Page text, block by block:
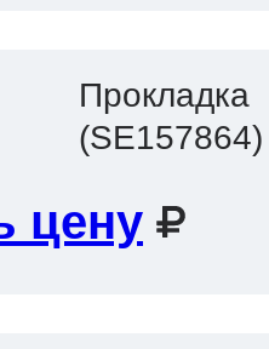
Прокладка
(SE157864)
цену